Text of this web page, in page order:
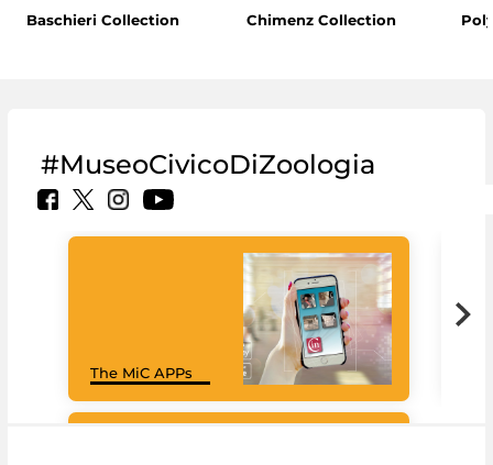
Baschieri Collection Chimenz Collection
#MuseoCivicoDiZoologia
The MiC APPs